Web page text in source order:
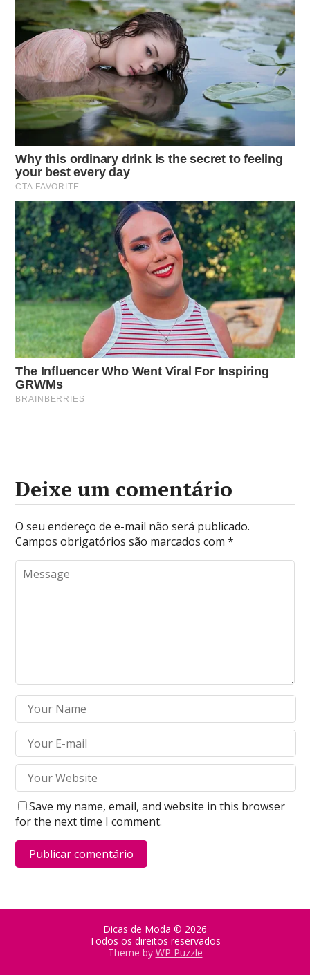
Deixe um comentário
O seu endereço de e-mail não será publicado.
Campos obrigatórios são marcados com*
Save my name, email, and website in this browser
for the next time I comment.
Dicas de Moda © 2026
Todos os direitos reservados
Theme by WP Puzzle